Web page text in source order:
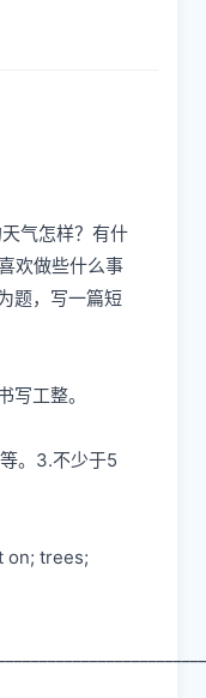
气怎样？有什
欢做些什么事
题，写一篇短
写工整。
。3.不少于5
on; trees;